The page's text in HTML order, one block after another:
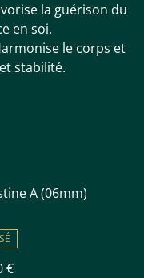
la guérison du
en soi.
le corps et
stabilité.
A (06mm)
€